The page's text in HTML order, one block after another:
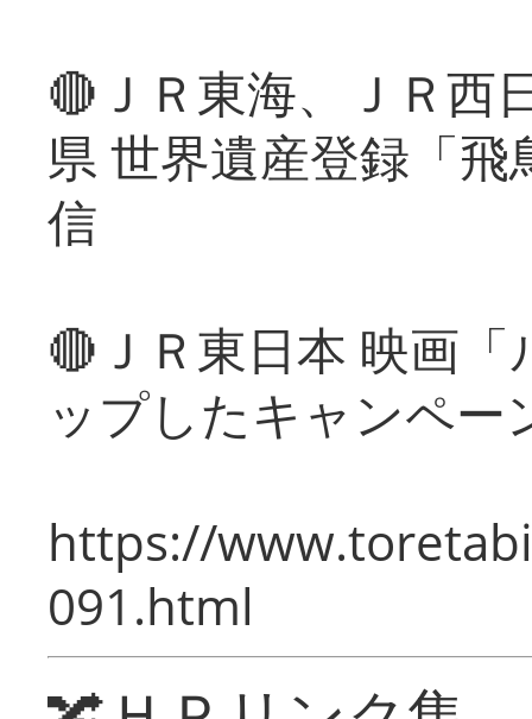
🔴ＪＲ東海、ＪＲ西
県 世界遺産登録「
信
🔴ＪＲ東日本 映画
ップしたキャンペー
https://
091.html